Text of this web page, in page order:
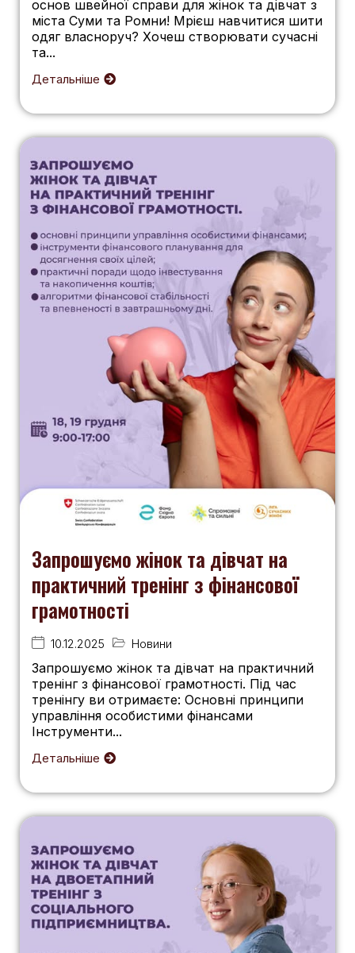
основ швейної справи для жінок та дівчат з
міста Суми та Ромни! Мрієш навчитися шити
одяг власноруч? Хочеш створювати сучасні
та...
Детальніше
Запрошуємо жінок та дівчат на
практичний тренінг з фінансової
грамотності
10.12.2025 Новини
Запрошуємо жінок та дівчат на практичний
тренінг з фінансової грамотності. Під час
тренінгу ви отримаєте: Основні принципи
управління особистими фінансами
Інструменти...
Детальніше